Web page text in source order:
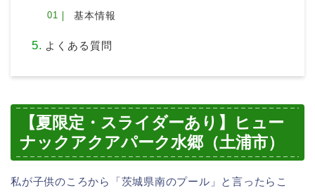
基本情報
よくある質問
【夏限定・スライダーあり】ヒュー
ナックアクアパーク水郷（土浦市）
私が子供のころから「茨城県南のプール」と言ったらこ